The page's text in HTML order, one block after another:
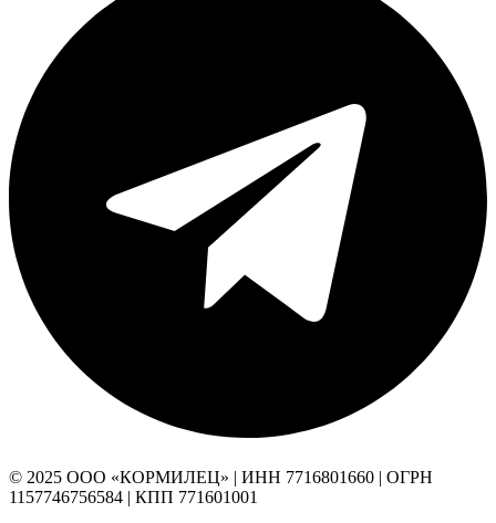
© 2025 ООО «КОРМИЛЕЦ» | ИНН 7716801660 | ОГРН
1157746756584 | КПП 771601001